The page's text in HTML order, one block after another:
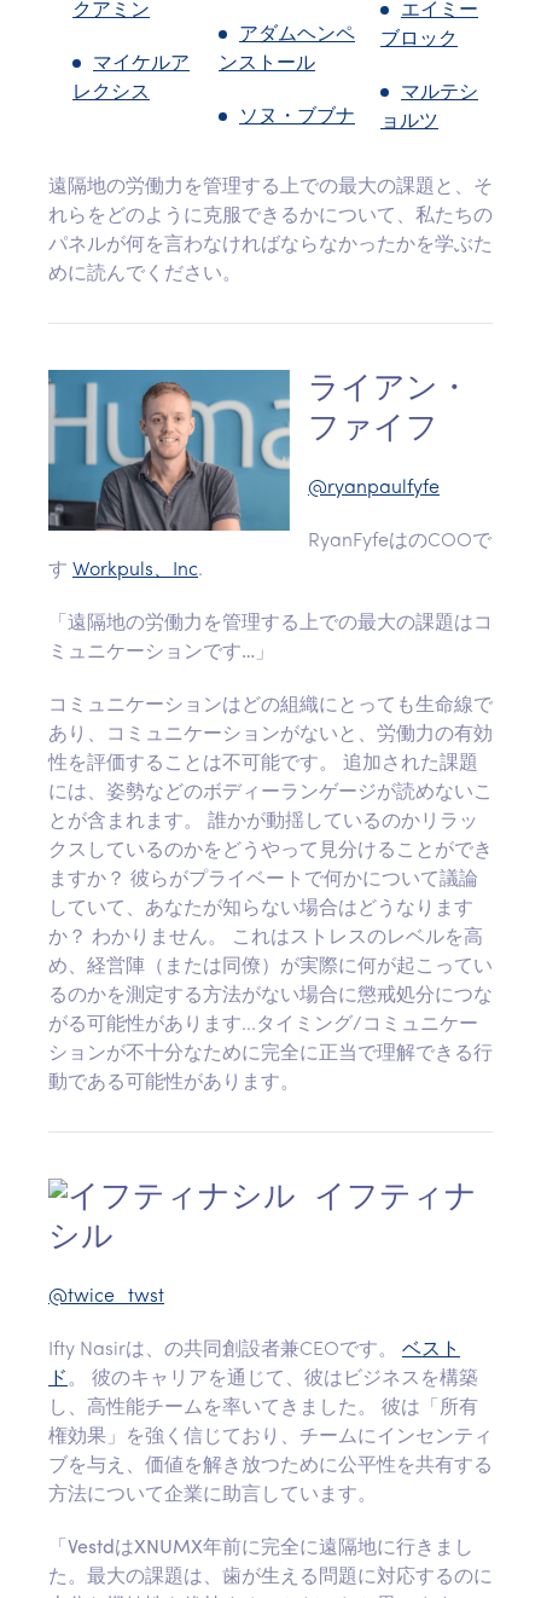
クアミン
マイケルア
レクシス
アダムヘンペ
ンストール
ソヌ・ブブナ
エイミー
ブロック
マルテシ
ョルツ
遠隔地の労働力を管理する上での最大の課題と、そ
れらをどのように克服できるかについて、私たちの
パネルが何を言わなければならなかったかを学ぶた
めに読んでください。
ライアン・
ファイフ
@ryanpaulfyfe
RyanFyfeはのCOOで
す Workpuls、Inc.
「遠隔地の労働力を管理する上での最大の課題はコ
ミュニケーションです…」
コミュニケーションはどの組織にとっても生命線で
あり、コミュニケーションがないと、労働力の有効
性を評価することは不可能です。 追加された課題
には、姿勢などのボディーランゲージが読めないこ
とが含まれます。 誰かが動揺しているのかリラッ
クスしているのかをどうやって見分けることができ
ますか？ 彼らがプライベートで何かについて議論
していて、あなたが知らない場合はどうなります
か？ わかりません。 これはストレスのレベルを高
め、経営陣（または同僚）が実際に何が起こってい
るのかを測定する方法がない場合に懲戒処分につな
がる可能性があります...タイミング/コミュニケー
ションが不十分なために完全に正当で理解できる行
動である可能性があります。
イフティナ
シル
@twice_twst
Ifty Nasirは、の共同創設者兼CEOです。 ベスト
ド 。 彼のキャリアを通じて、彼はビジネスを構築
し、高性能チームを率いてきました。 彼は「所有
権効果」を強く信じており、チームにインセンティ
ブを与え、価値を解き放つために公平性を共有する
方法について企業に助言しています。
「VestdはXNUMX年前に完全に遠隔地に行きまし
た。最大の課題は、歯が生える問題に対応するのに